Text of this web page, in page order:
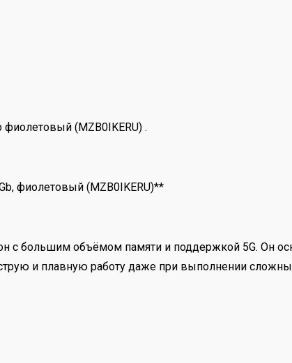
фиолетовый (MZB0IKERU) .
фиолетовый (MZB0IKERU)**
с большим объёмом памяти и поддержкой 5G. Он
и плавную работу даже при выполнении